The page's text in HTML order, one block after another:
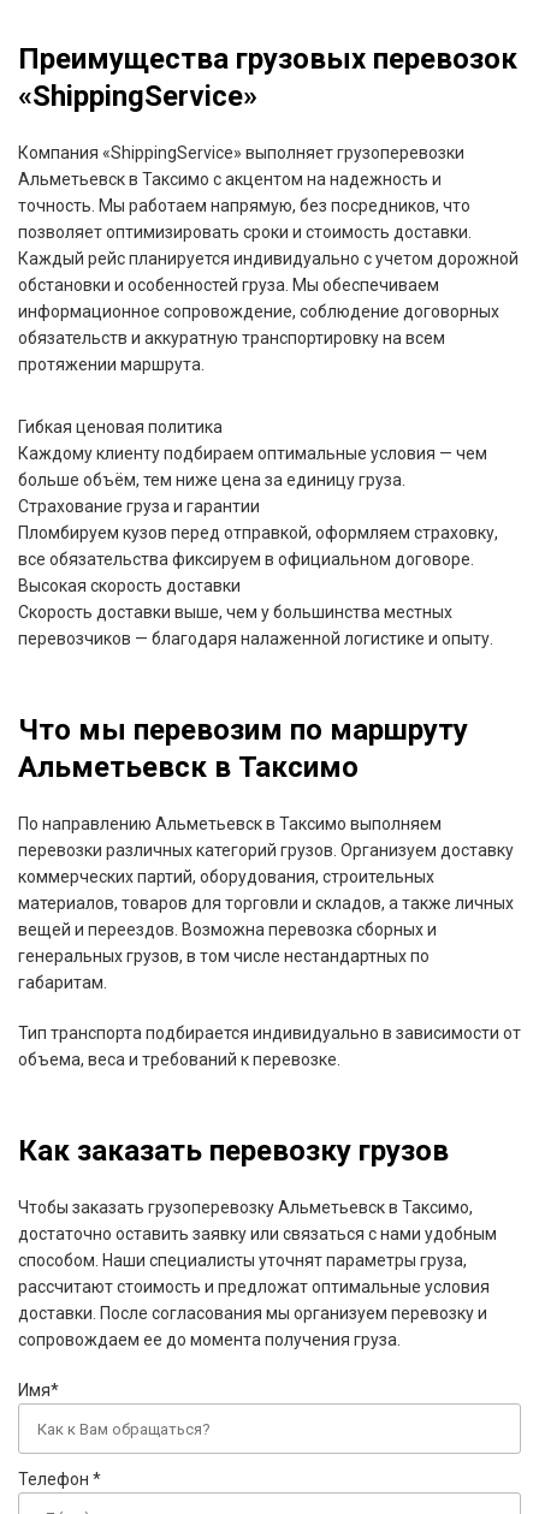
Преимущества грузовых перевозок
«ShippingService»
Компания «ShippingService» выполняет грузоперевозки
Альметьевск в Таксимо с акцентом на надежность и
точность. Мы работаем напрямую, без посредников, что
позволяет оптимизировать сроки и стоимость доставки.
Каждый рейс планируется индивидуально с учетом дорожной
обстановки и особенностей груза. Мы обеспечиваем
информационное сопровождение, соблюдение договорных
обязательств и аккуратную транспортировку на всем
протяжении маршрута.
Гибкая ценовая политика
Каждому клиенту подбираем оптимальные условия — чем
больше объём, тем ниже цена за единицу груза.
Страхование груза и гарантии
Пломбируем кузов перед отправкой, оформляем страховку,
все обязательства фиксируем в официальном договоре.
Высокая скорость доставки
Скорость доставки выше, чем у большинства местных
перевозчиков — благодаря налаженной логистике и опыту.
Что мы перевозим по маршруту
Альметьевск в Таксимо
По направлению Альметьевск в Таксимо выполняем
перевозки различных категорий грузов. Организуем доставку
коммерческих партий, оборудования, строительных
материалов, товаров для торговли и складов, а также личных
вещей и переездов. Возможна перевозка сборных и
генеральных грузов, в том числе нестандартных по
габаритам.
Тип транспорта подбирается индивидуально в зависимости от
объема, веса и требований к перевозке.
Как заказать перевозку грузов
Чтобы заказать грузоперевозку Альметьевск в Таксимо,
достаточно оставить заявку или связаться с нами удобным
способом. Наши специалисты уточнят параметры груза,
рассчитают стоимость и предложат оптимальные условия
доставки. После согласования мы организуем перевозку и
сопровождаем ее до момента получения груза.
Имя*
Телефон *